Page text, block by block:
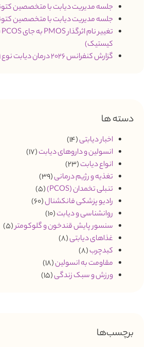
جلسه مدیریت دیابت با متخصصین کتونیا – 1
جلسه مدیریت دیابت با متخصصین کتونیا – 25
کیستیک)
گزارش کنفرانس 2026 درمان دیابت نوع 1
دسته ها
اخبار دیابتی(14)
انسولین و داروهای دیابت(17)
انواع دیابت(23)
تغذیه و رژیم درمانی(39)
تنبلی تخمدان (PCOS)
(5)
رادیو پزشکی فانکشنال(60)
روانشناسی و دیابت(10)
سنسور پایش قندخون و گلوکومتر(5)
غذاهای دیابتی(8)
کبدچرب(8)
مقاومت به انسولین(18)
ورزش و سبک زندگی(15)
برچسب‌ها